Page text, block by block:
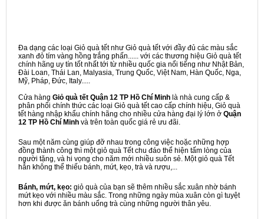
Đa dạng các loại Giỏ quà tết như Giỏ quà tết với đầy đủ các màu sắc
xanh đỏ tím vàng hồng trắng phấn...... với các thương hiệu Giỏ quà tết
chính hãng uy tín tốt nhất tới từ nhiều quốc gia nổi tiếng như Nhật Bản,
Đài Loan, Thái Lan, Malyasia, Trung Quốc, Việt Nam, Hàn Quốc, Nga,
Mỹ, Pháp, Đức, Italy.....
Cửa hàng Giỏ quà tết Quận 12 TP Hồ Chí Minh là nhà cung cấp &
phân phối chính thức các loại Giỏ quà tết cao cấp chính hiệu, Giỏ quà
tết hàng nhập khẩu chính hãng cho nhiều cửa hàng đại lý lớn ở Quận
12 TP Hồ Chí Minh và trên toàn quốc giá rẻ ưu đãi.
Sau một năm cùng giúp đỡ nhau trong công việc hoặc những hợp
đồng thành công thì một giỏ quà Tết chu đáo thể hiện tấm lòng của
người tặng, và hi vọng cho năm mới nhiều suôn sẻ. Một giỏ quà Tết
hẳn không thể thiếu bánh, mứt, kẹo, trà và rượu,...
Bánh, mứt, kẹo: giỏ quà của bạn sẽ thêm nhiều sắc xuân nhờ bánh
mứt kẹo với nhiều màu sắc. Trong những ngày mùa xuân còn gì tuyệt
hơn khi được ăn bánh uống trà cùng những người thân yêu.